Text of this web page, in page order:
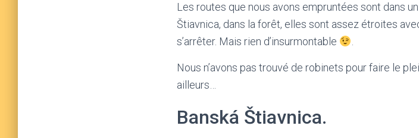
Les routes que nous avons empruntées sont dans
Štiavnica, dans la forêt, elles sont assez étroites
s’arrêter. Mais rien d’insurmontable
Nous n’avons pas trouvé de robinets pour faire le
ailleurs…
Banská Štiavnica.